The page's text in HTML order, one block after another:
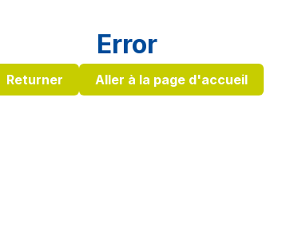
Error
Returner Aller à la page d'accueil